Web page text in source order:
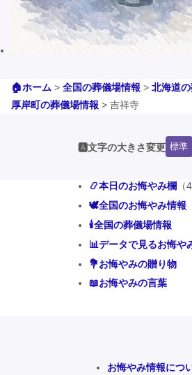
🏠ホーム > 全国の葬儀場情報 > 北海道
厚岸町の葬儀場情報 > 吉祥寺
🅰️文字の大きさ変更 標準
📿本日のお悔やみ欄 （
🕊️全国のお悔やみ情報
🕯️全国の葬儀場情報
📊データで見るお悔や
💐お悔やみの贈り物
📖お悔やみの言葉
お悔やみ情報につ